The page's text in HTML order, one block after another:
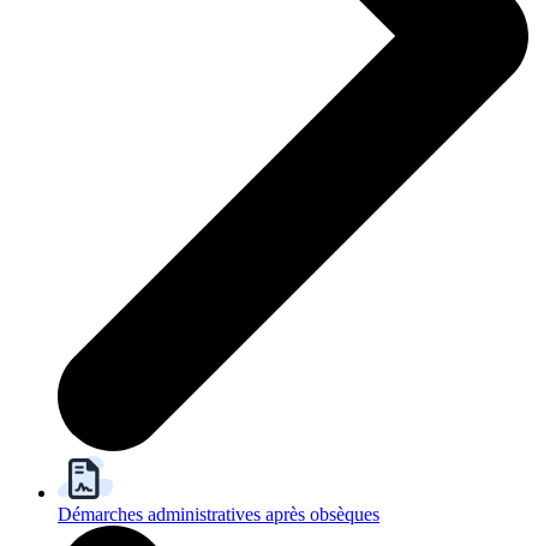
Démarches administratives après obsèques